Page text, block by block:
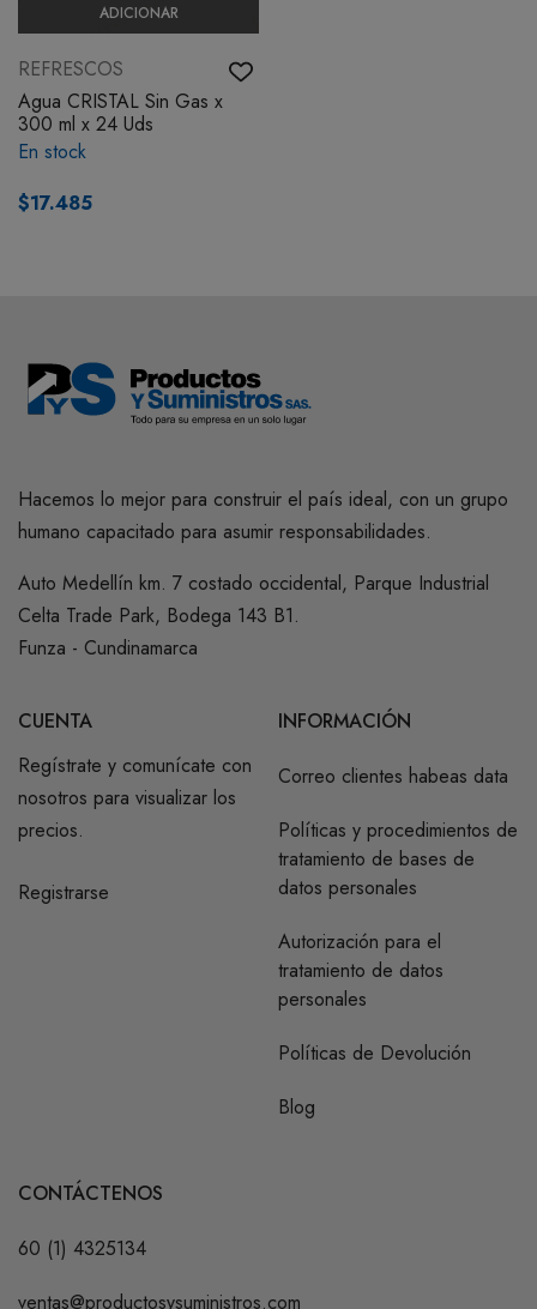
ADICIONAR
REFRESCOS
Agua CRISTAL Sin Gas x
300 ml x 24 Uds
En stock
$17.485
Hacemos lo mejor para construir el país ideal, con un grupo
humano capacitado para asumir responsabilidades.
Auto Medellín km. 7 costado occidental, Parque Industrial
Celta Trade Park, Bodega 143 B1.
Funza - Cundinamarca
CUENTA
Regístrate y comunícate con
nosotros para visualizar los
precios.
Registrarse
INFORMACIÓN
Correo clientes habeas data
Políticas y procedimientos de
tratamiento de bases de
datos personales
Autorización para el
tratamiento de datos
personales
Políticas de Devolución
Blog
CONTÁCTENOS
60 (1) 4325134
ventas@productosysuministros.com